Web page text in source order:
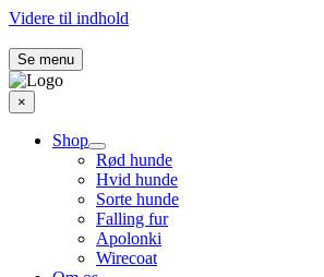
Videre til indhold
Se menu
×
Shop
Rød hunde
Hvid hunde
Sorte hunde
Falling fur
Apolonki
Wirecoat